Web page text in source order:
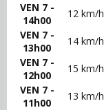
VEN 7 -
14h00
12 km/h
VEN 7 -
13h00
14 km/h
VEN 7 -
12h00
15 km/h
VEN 7 -
11h00
13 km/h